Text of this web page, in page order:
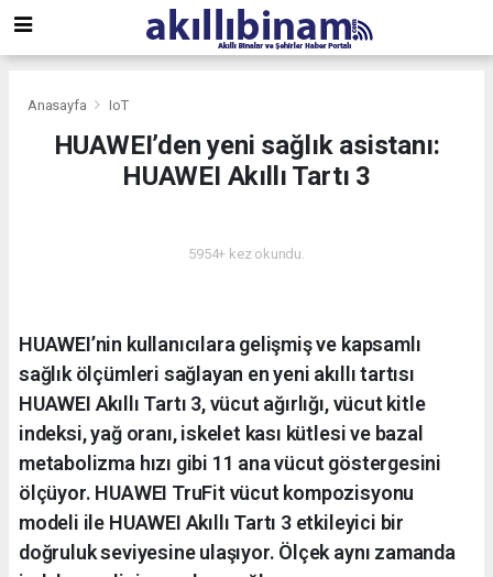
Anasayfa IoT
HUAWEI’den yeni sağlık asistanı:
HUAWEI Akıllı Tartı 3
5954+ kez okundu.
HUAWEI’nin kullanıcılara gelişmiş ve kapsamlı
sağlık ölçümleri sağlayan en yeni akıllı tartısı
HUAWEI Akıllı Tartı 3, vücut ağırlığı, vücut kitle
indeksi, yağ oranı, iskelet kası kütlesi ve bazal
metabolizma hızı gibi 11 ana vücut göstergesini
ölçüyor. HUAWEI TruFit vücut kompozisyonu
modeli ile HUAWEI Akıllı Tartı 3 etkileyici bir
doğruluk seviyesine ulaşıyor. Ölçek aynı zamanda